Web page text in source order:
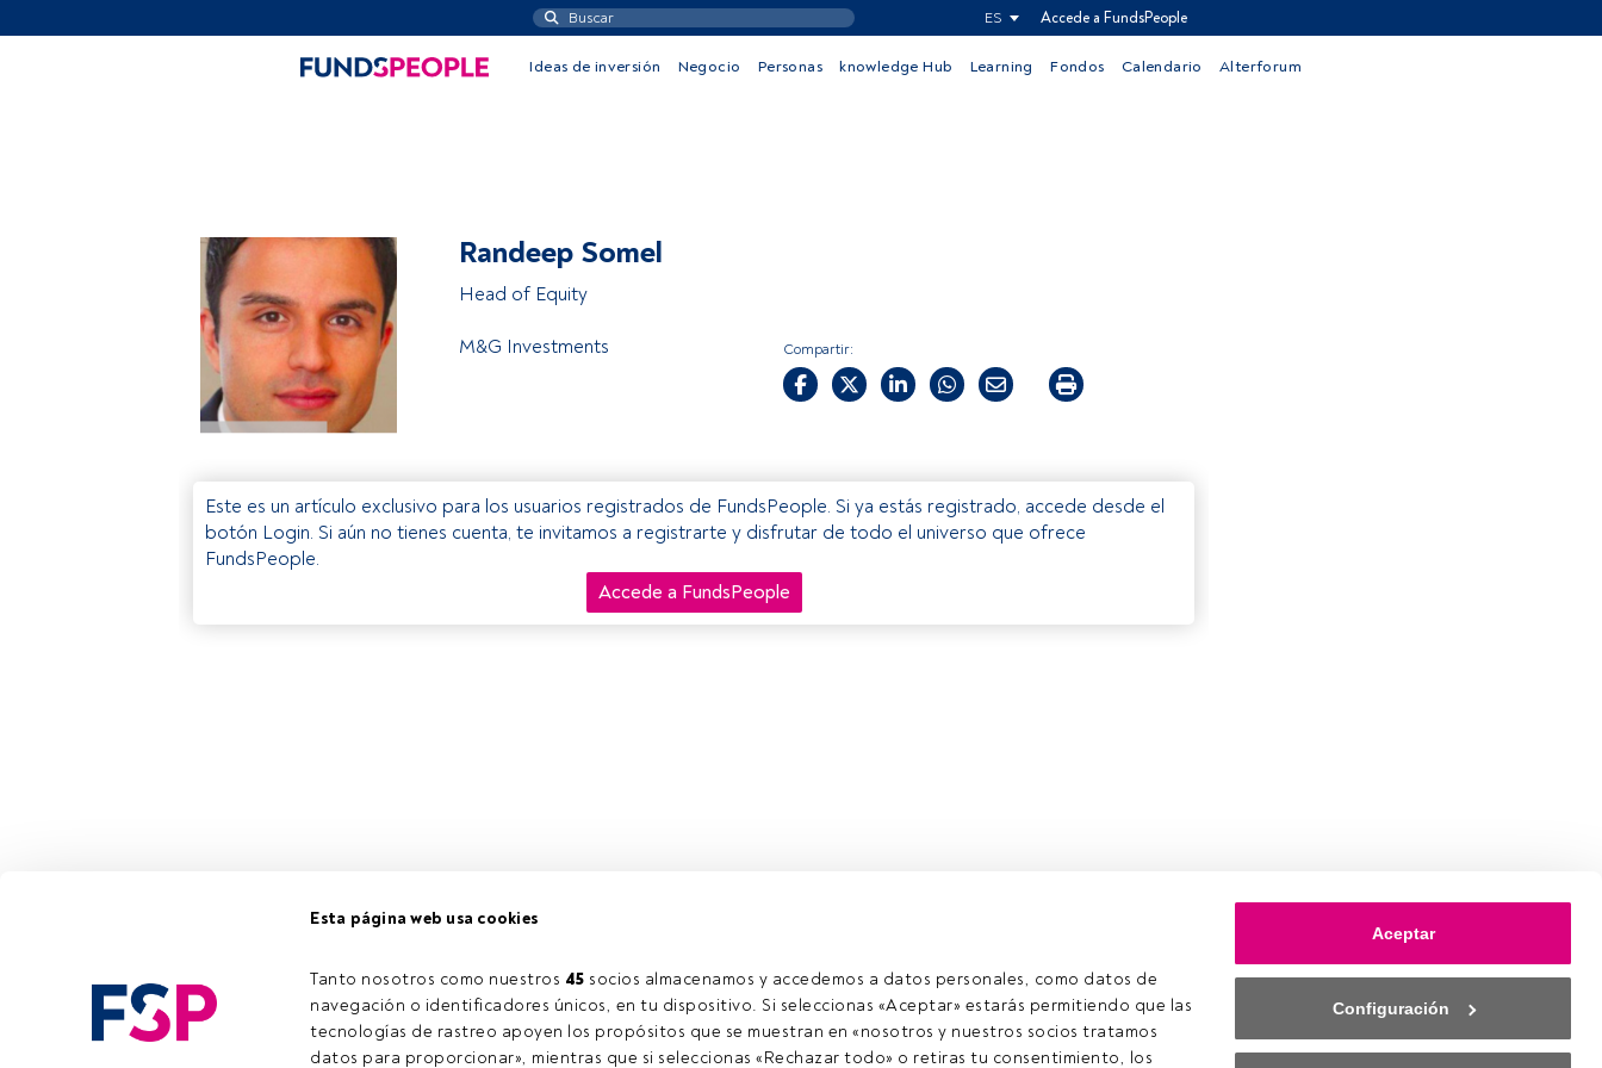
Esta página web usa cookies
Tanto nosotros como nuestros 45 socios almacenamos y accedemos a datos personales, como datos de
navegación o identificadores únicos, en tu dispositivo. Si seleccionas «Aceptar» estarás permitiendo que las
tecnologías de rastreo apoyen los propósitos que se muestran en «nosotros y nuestros socios tratamos
datos para proporcionar», mientras que si seleccionas «Rechazar todo» o retiras tu consentimiento, los
Aceptar
Configuración
ES Accede a FundsPeople
Ideas de inversión Negocio Personas knowledge Hub Learning Fondos Calendario Alterforum
Randeep Somel
Head of Equity
M&G Investments Compartir:
Este es un artículo exclusivo para los usuarios registrados de FundsPeople. Si ya estás registrado, accede desde el
botón Login. Si aún no tienes cuenta, te invitamos a registrarte y disfrutar de todo el universo que ofrece
FundsPeople.
Accede a FundsPeople